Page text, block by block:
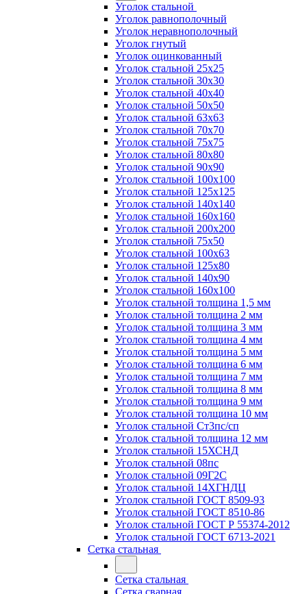
Уголок стальной
Уголок равнополочный
Уголок неравнополочный
Уголок гнутый
Уголок оцинкованный
Уголок стальной 25х25
Уголок стальной 30х30
Уголок стальной 40х40
Уголок стальной 50х50
Уголок стальной 63х63
Уголок стальной 70х70
Уголок стальной 75х75
Уголок стальной 80х80
Уголок стальной 90х90
Уголок стальной 100х100
Уголок стальной 125х125
Уголок стальной 140х140
Уголок стальной 160х160
Уголок стальной 200х200
Уголок стальной 75х50
Уголок стальной 100х63
Уголок стальной 125х80
Уголок стальной 140х90
Уголок стальной 160х100
Уголок стальной толщина 1,5 мм
Уголок стальной толщина 2 мм
Уголок стальной толщина 3 мм
Уголок стальной толщина 4 мм
Уголок стальной толщина 5 мм
Уголок стальной толщина 6 мм
Уголок стальной толщина 7 мм
Уголок стальной толщина 8 мм
Уголок стальной толщина 9 мм
Уголок стальной толщина 10 мм
Уголок стальной Ст3пс/сп
Уголок стальной толщина 12 мм
Уголок стальной 15ХСНД
Уголок стальной 08пс
Уголок стальной 09Г2С
Уголок стальной 14ХГНДЦ
Уголок стальной ГОСТ 8509-93
Уголок стальной ГОСТ 8510-86
Уголок стальной ГОСТ Р 55374-2012
Уголок стальной ГОСТ 6713-2021
Сетка стальная
Сетка стальная
Сетка сварная